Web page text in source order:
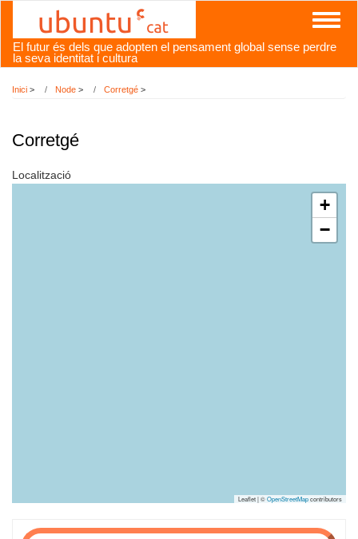
contingut
El futur és dels que adopten el pensament global sense perdre
la seva identitat i cultura
Inici > Node > Corretgé >
Corretgé
Localització
+
−
Leaflet | ©OpenStreetMapcontributors